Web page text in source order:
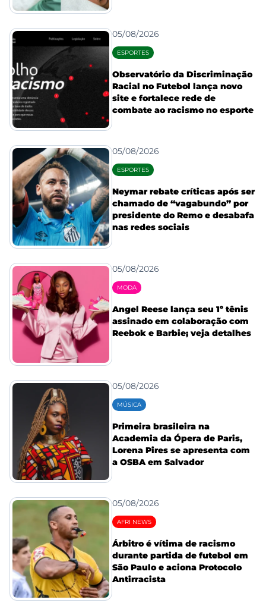
05/08/2026
ESPORTES
Observatório da Discriminação
Racial no Futebol lança novo
site e fortalece rede de
combate ao racismo no esporte
05/08/2026
ESPORTES
Neymar rebate críticas após ser
chamado de “vagabundo” por
presidente do Remo e desabafa
nas redes sociais
05/08/2026
MODA
Angel Reese lança seu 1º tênis
assinado em colaboração com
Reebok e Barbie; veja detalhes
05/08/2026
MÚSICA
Primeira brasileira na
Academia da Ópera de Paris,
Lorena Pires se apresenta com
a OSBA em Salvador
05/08/2026
AFRI NEWS
Árbitro é vítima de racismo
durante partida de futebol em
São Paulo e aciona Protocolo
Antirracista